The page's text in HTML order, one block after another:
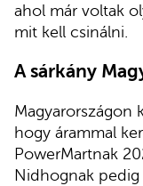
ahol már voltak
mit kell csinálni.
A sárkány
Magyarországon
hogy árammal
PowerMartnak
Nidhognak pedig